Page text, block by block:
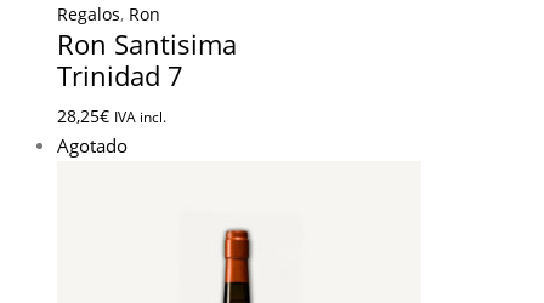
Regalos, Ron
Ron Santisima
Trinidad 7
28,25€ IVA incl.
Agotado